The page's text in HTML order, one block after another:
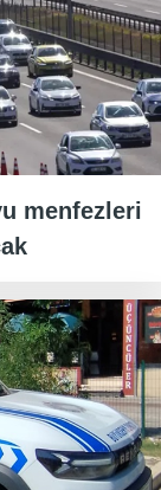
menfezleri